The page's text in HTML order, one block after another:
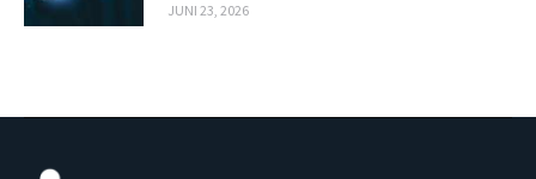
JUNI 23, 2026